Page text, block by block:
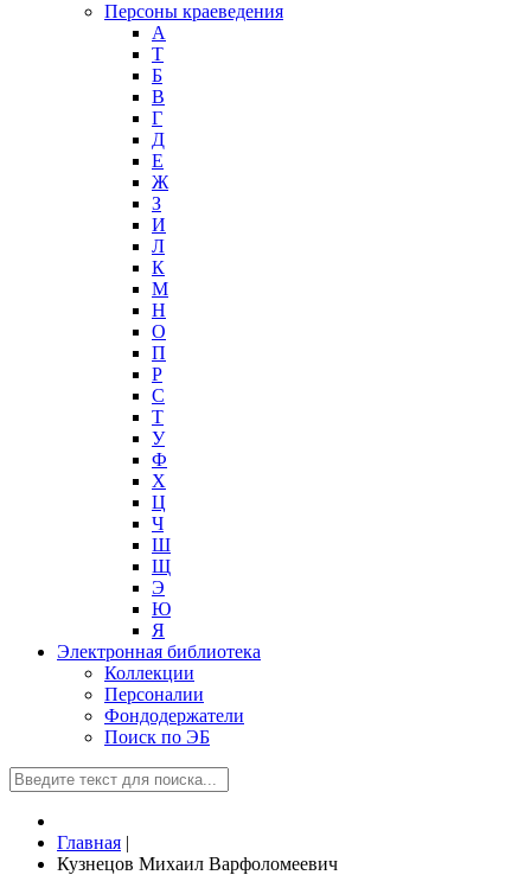
Персоны краеведения
А
T
Б
В
Г
Д
Е
Ж
З
И
Л
К
М
Н
О
П
Р
С
Т
У
Ф
Х
Ц
Ч
Ш
Щ
Э
Ю
Я
Электронная библиотека
Коллекции
Персоналии
Фондодержатели
Поиск по ЭБ
Главная |
Кузнецов Михаил Варфоломеевич